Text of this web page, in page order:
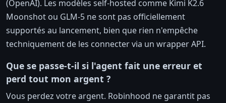
(OpenAI). Les modèles self-hosted comme Kimi K2.6
Moonshot ou GLM-5 ne sont pas officiellement
supportés au lancement, bien que rien n'empêche
techniquement de les connecter via un wrapper API.
Que se passe-t-il si l'agent fait une erreur et
perd tout mon argent ?
Vous perdez votre argent. Robinhood ne garantit pas